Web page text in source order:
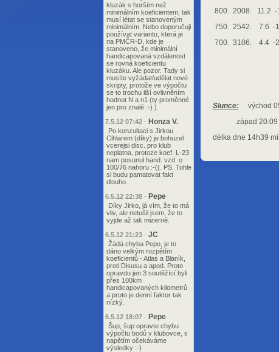
kluzák s horším než
minimálním koeficientem, tak
musí létat se stanoveným
minimálním. Nebo doporučuji
používat variantu, která je
na PMČR-D, kde je
stanoveno, že minimální
handicapovaná vzdálenost
se rovná koeficientu
kluzáku. Ale pozor. Tady si
musíte vyžádat/udělat nové
skripty, protože ve výpočtu
se to trochu liší ovlivněním
hodnot N a n1 (ty proměnné
jen pro znalé :-) ).
7.5.12 07:42- Honza V.
Po konzultaci s Jirkou
Cihlarem (díky) je bohuzel
vcerejsi disc. pro klub
neplatna, protoze koef. L-23
nam posunul hand. vzd. o
100/76 nahoru :-((. PS. Tohle
si budu pamatovat fakt
dlouho.
6.5.12 22:38- Pepe
Díky Jirko, já vím, že to má
vliv, ale netušil jsem, že to
vyjde až tak mizerně.
6.5.12 21:23- JC
Žádá chyba Pepo, je to
dáno velkým rozpětím
koeficientů - Atlas a Blaník,
proti Disusu a apod. Proto
opravdu jen 3 soutěžící byli
přes 100km
handicapovaných kilometrů
a proto je denní faktor tak
nízký.
6.5.12 18:07- Pepe
Šup, šup opravte chybu
výpočtu bodů v klubovce, s
napětím očekáváme
výsledky :-)
800. 2008. 11.2
750. 2542. 7.6 -
700. 3106. 4.4 -
Slunce:východ
západ 20:09
délka dne 14h39